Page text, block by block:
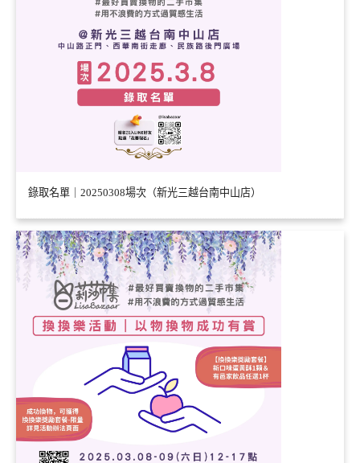
錄取名單｜20250308場次（新光三越台南中山店）